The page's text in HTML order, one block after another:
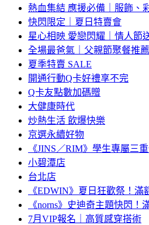
熱血集結 應援必備｜服飾、
快閃限定｜夏日特賣會
星心相映 愛戀閃耀｜情人節
全場最爸氣｜父親節聚餐推薦
夏季特賣 SALE
開通行動Q卡好禮享不完
Q卡友點數加碼贈
大健康時代
炒熱生活 飲爆快樂
京選永續好物
《JINS／RIM》學生專屬三
小碧潭店
台北店
《EDWIN》夏日狂歡祭！滿
《norns》史迪奇主題快閃！
7月VIP報名｜高質感穿搭術